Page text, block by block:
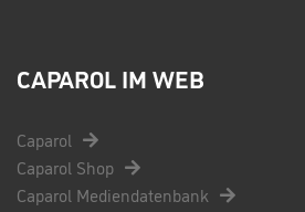
CAPAROL IM WEB
Caparol
Caparol Shop
Caparol Mediendatenbank